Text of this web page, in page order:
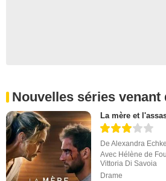
Nouvelles séries venant
La mère et
DeAlexandra
Avec Hélène de
Vittoria Di Savoia
Drame